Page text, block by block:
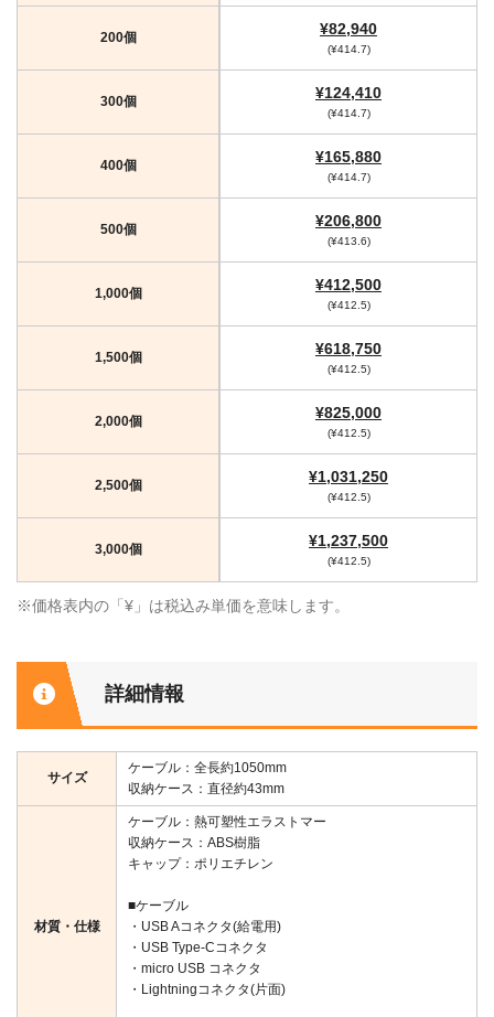
200個 ¥82,940
(¥414.7)
300個 ¥124,410
(¥414.7)
400個 ¥165,880
(¥414.7)
500個 ¥206,800
(¥413.6)
1,000個 ¥412,500
(¥412.5)
1,500個 ¥618,750
(¥412.5)
2,000個 ¥825,000
(¥412.5)
2,500個 ¥1,031,250
(¥412.5)
3,000個 ¥1,237,500
(¥412.5)
※価格表内の「¥」は税込み単価を意味します。
詳細情報
サイズ
ケーブル：全長約1050mm
収納ケース：直径約43mm
材質・仕様
ケーブル：熱可塑性エラストマー
収納ケース：ABS樹脂
キャップ：ポリエチレン
■ケーブル
・USB Aコネクタ(給電用)
・USB Type-Cコネクタ
・micro USB コネクタ
・Lightningコネクタ(片面)